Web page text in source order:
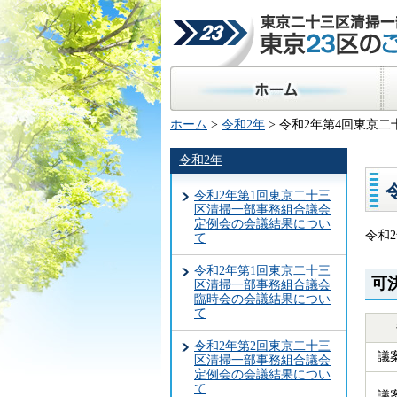
東京二十三区清掃一部
23区のごみ処理
ホーム
ホーム > 令和2年 > 令和2年第4回東京二
令和2年
令和2年第1回東京二十三
区清掃一部事務組合議会
定例会の会議結果につい
て
令和2年第1回東京二十三
区清掃一部事務組合議会
臨時会の会議結果につい
て
令和2年第2回東京二十三
区清掃一部事務組合議会
定例会の会議結果につい
て
令和
可
議